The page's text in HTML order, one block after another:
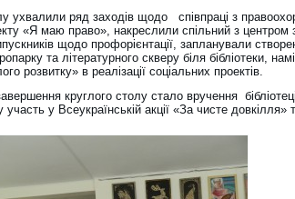
ухвалили ряд заходів щодо співпраці з
«Я маю право», накреслили спільний з центром
щодо профорієнтації, запланували
та літературного скверу біля бібліотеки,
розвитку» в реалізації соціальних проектів.
круглого столу стало вручення
участь у Всеукраїнській акції «За чисте довкілля»